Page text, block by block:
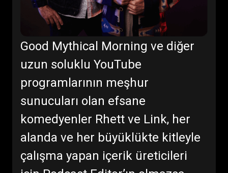
Good Mythical Morning ve diğer
uzun soluklu YouTube
programlarının meşhur
sunucuları olan efsane
komedyenler Rhett ve Link, her
alanda ve her büyüklükte kitleyle
çalışma yapan içerik üreticileri